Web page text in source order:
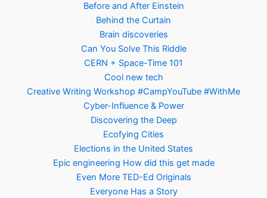
Before and After Einstein
Behind the Curtain
Brain discoveries
Can You Solve This Riddle
CERN + Space-Time 101
Cool new tech
Creative Writing Workshop #CampYouTube #WithMe
Cyber-Influence & Power
Discovering the Deep
Ecofying Cities
Elections in the United States
Epic engineering How did this get made
Even More TED-Ed Originals
Everyone Has a Story